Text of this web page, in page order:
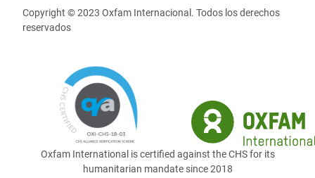
Copyright © 2023 Oxfam Internacional. Todos los derechos
reservados
Oxfam International is certified against the CHS for its
humanitarian mandate since 2018